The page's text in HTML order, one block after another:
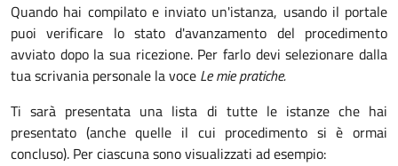
Quando hai compilato e inviato un'istanza, usando il portale
puoi verificare lo stato d'avanzamento del procedimento
avviato dopo la sua ricezione. Per farlo devi selezionare dalla
tua scrivania personale la voce Le mie pratiche.
Ti sarà presentata una lista di tutte le istanze che hai
presentato (anche quelle il cui procedimento si è ormai
concluso). Per ciascuna sono visualizzati ad esempio: